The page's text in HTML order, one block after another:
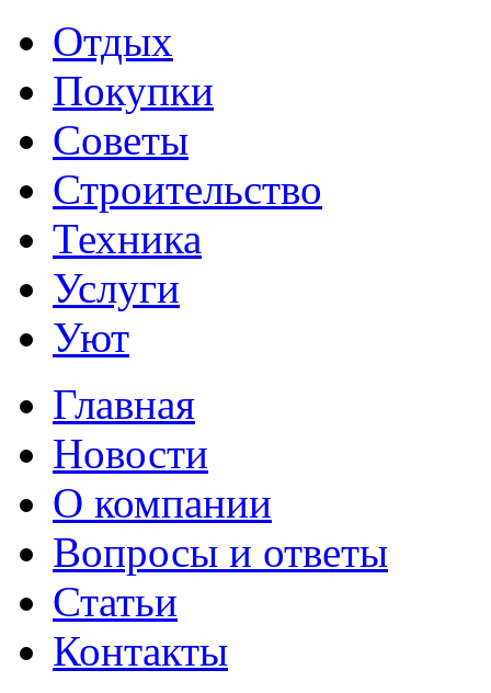
Отдых
Покупки
Советы
Строительство
Техника
Услуги
Уют
Главная
Новости
О компании
Вопросы и ответы
Статьи
Контакты